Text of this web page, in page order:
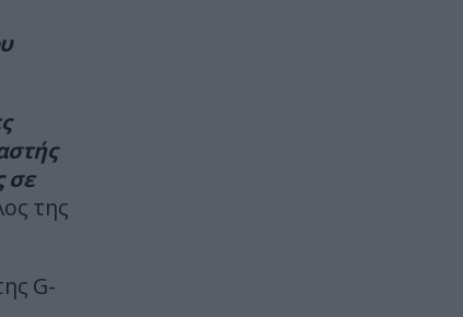
σε
της
G-